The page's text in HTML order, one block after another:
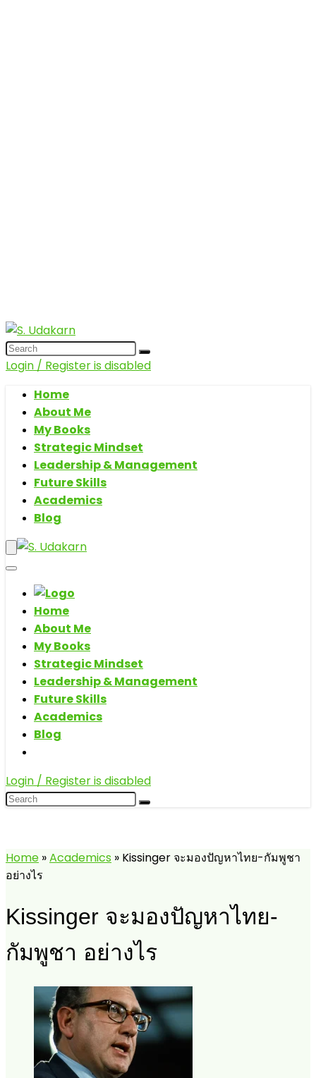
Login / Register is disabled
Home
About Me
My Books
Strategic Mindset
Leadership & Management
Future Skills
Academics
Blog
Home
About Me
My Books
Strategic Mindset
Leadership & Management
Future Skills
Academics
Blog
Login / Register is disabled
Home »Academics » Kissinger จะมองปัญหาไทย-กัมพูชา
อย่างไร
Kissinger จะมองปัญหาไทย-
กัมพูชา อย่างไร